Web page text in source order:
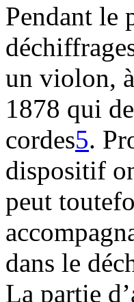
Pendant le
un violon,
1878 qui
cordes5.
dispositif
peut
dans le
La partie